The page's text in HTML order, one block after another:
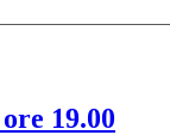
19.00